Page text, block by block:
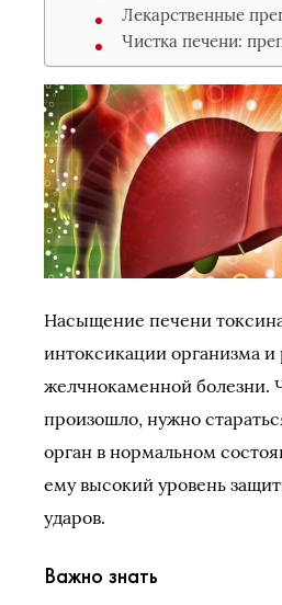
Лекарственные
Чистка печени:
Насыщение печени
интоксикации организма и
желчнокаменной болезни.
произошло, нужно
орган в нормальном
ему высокий уровень
ударов.
Важно знать